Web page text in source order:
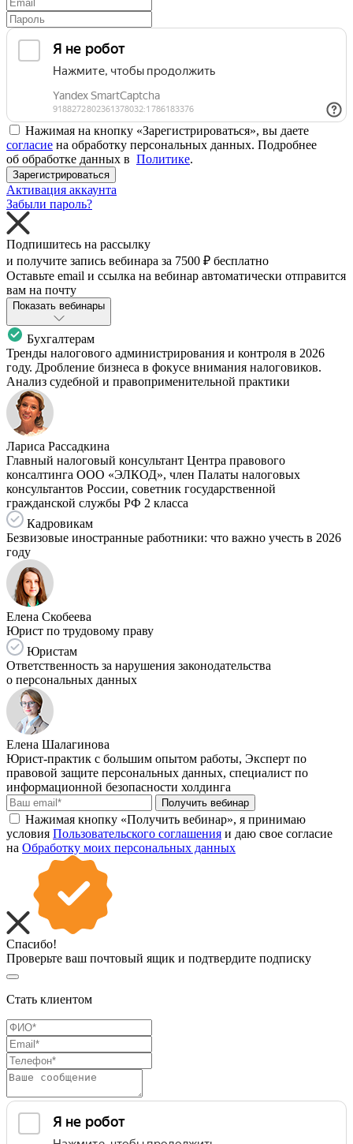
Нажимая на кнопку «Зарегистрироваться», вы даете
согласие на обработку персональных данных. Подробнее
об обработке данных в Политике.
Зарегистрироваться
Активация аккаунта
Забыли пароль?
Подпишитесь на рассылку
и получите запись вебинара за 7500 ₽ бесплатно
Оставьте email и ссылка на вебинар автоматически отправится
вам на почту
Показать вебинары
Бухгалтерам
Тренды налогового администрирования и контроля в 2026
году. Дробление бизнеса в фокусе внимания налоговиков.
Анализ судебной и правоприменительной практики
Лариса Рассадкина
Главный налоговый консультант Центра правового
консалтинга ООО «ЭЛКОД», член Палаты налоговых
консультантов России, советник государственной
гражданской службы РФ 2 класса
Кадровикам
Безвизовые иностранные работники: что важно учесть в 2026
году
Елена Скобеева
Юрист по трудовому праву
Юристам
Ответственность за нарушения законодательства
о персональных данных
Елена Шалагинова
Юрист-практик с большим опытом работы, Эксперт по
правовой защите персональных данных, специалист по
информационной безопасности холдинга
Получить вебинар
Нажимая кнопку «Получить вебинар», я принимаю
условия Пользовательского соглашения и даю свое согласие
на Обработку моих персональных данных
Спасибо!
Проверьте ваш почтовый ящик и подтвердите подписку
Стать клиентом